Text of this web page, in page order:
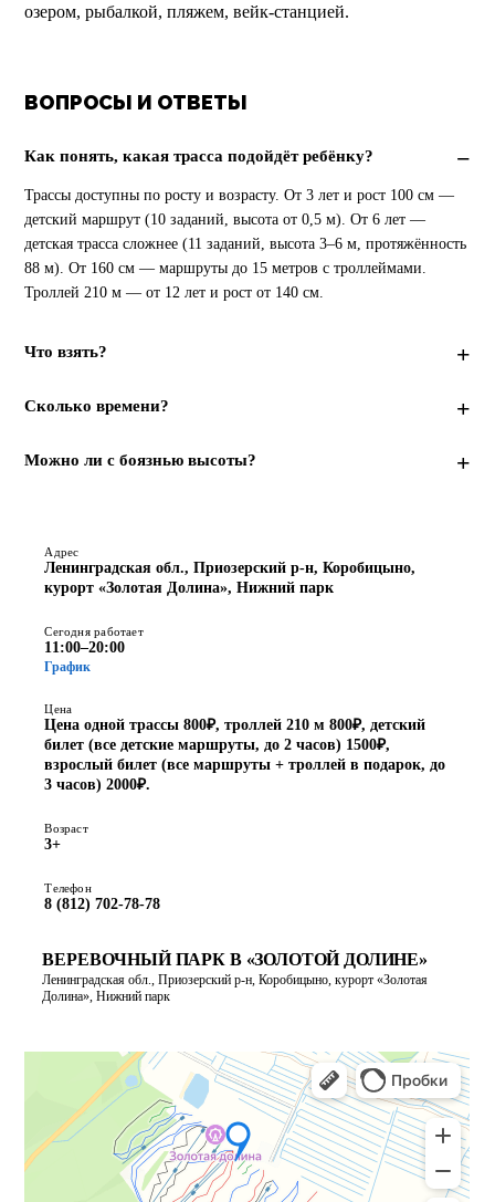
озером, рыбалкой, пляжем, вейк-станцией.
ВОПРОСЫ И ОТВЕТЫ
Как понять, какая трасса подойдёт ребёнку?
Трассы доступны по росту и возрасту. От 3 лет и рост 100 см —
детский маршрут (10 заданий, высота от 0,5 м). От 6 лет —
детская трасса сложнее (11 заданий, высота 3–6 м, протяжённость
88 м). От 160 см — маршруты до 15 метров с троллеймами.
Троллей 210 ​​м — от 12 лет и рост от 140 см.
Что взять?
Сколько времени?
Можно ли с боязнью высоты?
Адрес
Ленинградская обл., Приозерский р-н, Коробицыно,
курорт «Золотая Долина», Нижний парк
Сегодня работает
11:00–20:00
График
Цена
Цена одной трассы 800₽, троллей 210 ​​м 800₽, детский
билет (все детские маршруты, до 2 часов) 1500₽,
взрослый билет (все маршруты + троллей в подарок, до
3 часов) 2000₽.
Возраст
3+
Телефон
8 (812) 702-78-78
ВЕРЕВОЧНЫЙ ПАРК В «ЗОЛОТОЙ ДОЛИНЕ»
Ленинградская обл., Приозерский р-н, Коробицыно, курорт «Золотая
Долина», Нижний парк